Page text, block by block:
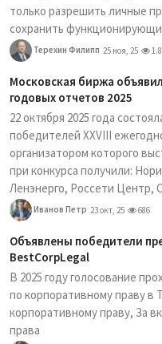
только разрешить личные
сохранить
Терехин Филипп 25 ноя, 25
Московская биржа
годовых отчетов 2025
22 октября 2025 года
победителей XXVIII
организатором которого
при конкурса получили:
Ленэнерго, Россети Центр,
Иванов Петр 23 окт, 25 686
Объявлены победители
BestCorpLegal
В 2025 году голосование
по корпоративному праву в
корпоративному праву, За
права